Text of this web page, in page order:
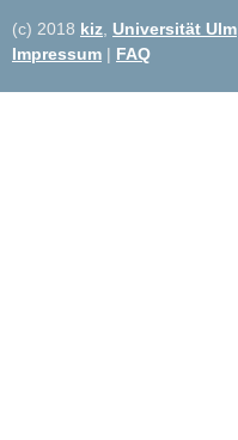
(c) 2018 kiz Universität Ulm
Impressum | FAQ